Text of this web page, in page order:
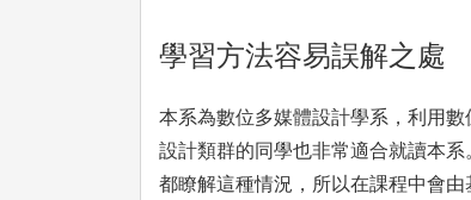
學習方法容易誤解之處
本系為數位多媒體設計學系，利用
設計類群的同學也非常適合就讀本
都瞭解這種情況，所以在課程中會由